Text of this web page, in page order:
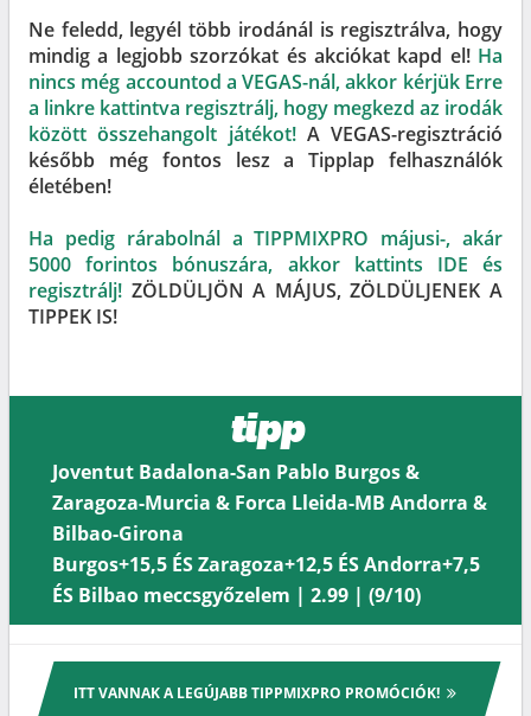
Ne feledd, legyél több irodánál is regisztrálva, hogy
mindig a legjobb szorzókat és akciókat kapd el! Ha
nincs még accountod a VEGAS-nál, akkor kérjük Erre
a linkre kattintva regisztrálj, hogy megkezd az irodák
között összehangolt játékot! A VEGAS-regisztráció
később még fontos lesz a Tipplap felhasználók
életében!
Ha pedig rárabolnál a TIPPMIXPRO májusi-, akár
5000 forintos bónuszára, akkor kattints IDE és
regisztrálj! ZÖLDÜLJÖN A MÁJUS, ZÖLDÜLJENEK A
TIPPEK IS!
tipp
Joventut Badalona-San Pablo Burgos &
Zaragoza-Murcia & Forca Lleida-MB Andorra &
Bilbao-Girona
Burgos+15,5 ÉS Zaragoza+12,5 ÉS Andorra+7,5
ÉS Bilbao meccsgyőzelem | 2.99 | (9/10)
ITT VANNAK A LEGÚJABB TIPPMIXPRO PROMÓCIÓK!